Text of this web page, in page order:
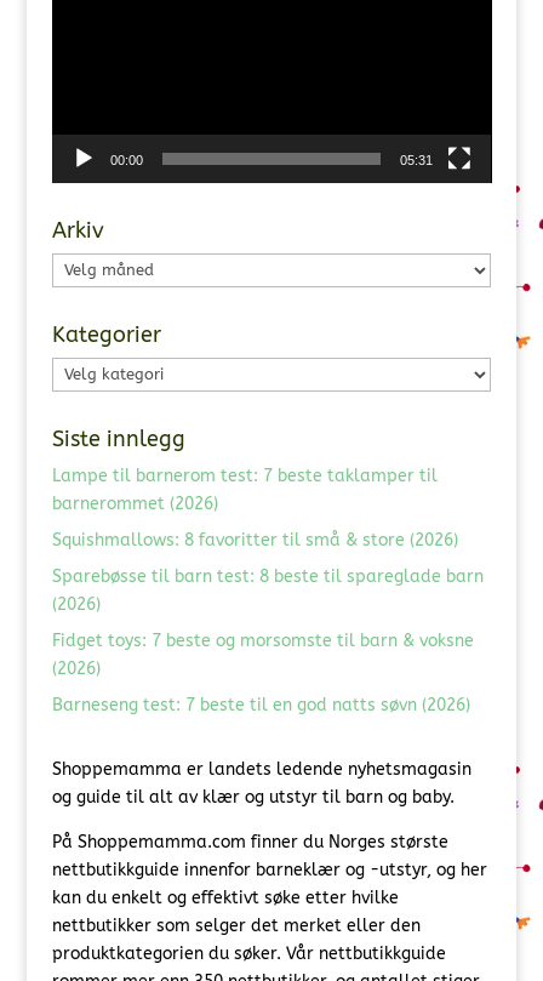
00:00 05:31
Arkiv
Arkiv
Kategorier
Kategorier
Siste innlegg
Lampe til barnerom test: 7 beste taklamper til
barnerommet (2026)
Squishmallows: 8 favoritter til små & store (2026)
Sparebøsse til barn test: 8 beste til spareglade barn
(2026)
Fidget toys: 7 beste og morsomste til barn & voksne
(2026)
Barneseng test: 7 beste til en god natts søvn (2026)
Shoppemamma er landets ledende nyhetsmagasin
og guide til alt av klær og utstyr til barn og baby.
På Shoppemamma.com finner du Norges største
nettbutikkguide innenfor barneklær og -utstyr, og her
kan du enkelt og effektivt søke etter hvilke
nettbutikker som selger det merket eller den
produktkategorien du søker. Vår nettbutikkguide